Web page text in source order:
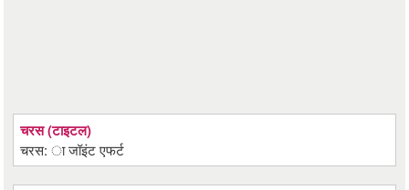
चरस (टाइटल)
चरस: ा जॉइंट एफर्ट